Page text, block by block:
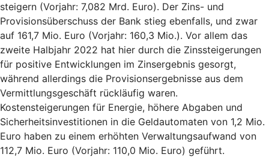
steigern (Vorjahr: 7,082 Mrd. Euro). Der Zins- und
Provisionsüberschuss der Bank stieg ebenfalls, und zwar
auf 161,7 Mio. Euro (Vorjahr: 160,3 Mio.). Vor allem das
zweite Halbjahr 2022 hat hier durch die Zinssteigerungen
für positive Entwicklungen im Zinsergebnis gesorgt,
während allerdings die Provisionsergebnisse aus dem
Vermittlungsgeschäft rückläufig waren.
Kostensteigerungen für Energie, höhere Abgaben und
Sicherheitsinvestitionen in die Geldautomaten von 1,2 Mio.
Euro haben zu einem erhöhten Verwaltungsaufwand von
112,7 Mio. Euro (Vorjahr: 110,0 Mio. Euro) geführt.